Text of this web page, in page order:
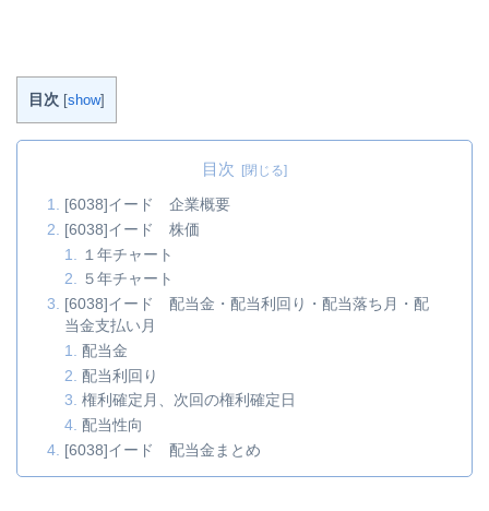
目次 [show]
目次
[6038]イード 企業概要
[6038]イード 株価
１年チャート
５年チャート
[6038]イード 配当金・配当利回り・配当落ち月・配
当金支払い月
配当金
配当利回り
権利確定月、次回の権利確定日
配当性向
[6038]イード 配当金まとめ